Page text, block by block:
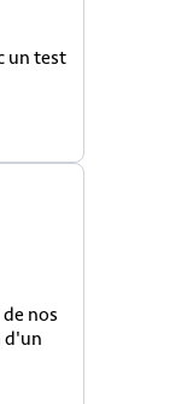
un test
nos
d'un